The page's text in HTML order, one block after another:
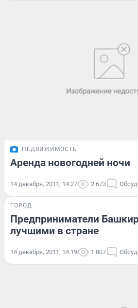
НЕДВИЖИМОСТЬ
Аренда новогодней ночи
14 декабря, 2011, 14:27 2 673
ГОРОД
Предприниматели
лучшими в стране
14 декабря, 2011, 14:19 1 807